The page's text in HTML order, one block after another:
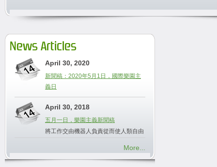
News Articles
April 30, 2020
新聞稿：2020年5月1日，國際樂園主
義日
April 30, 2018
五月一日，樂園主義新聞稿
將工作交由機器人負責從而使人類自由
More...